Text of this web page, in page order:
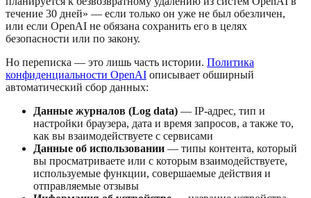
течение 30 дней» — если только он уже не был обезличен,
или если OpenAI не обязана сохранить его в целях
безопасности или по закону.
Но переписка — это лишь часть истории. Политика
конфиденциальности OpenAI описывает обширный
автоматический сбор данных:
Данные журналов (Log data) — IP-адрес, тип и
настройки браузера, дата и время запросов, а также то,
как вы взаимодействуете с сервисами
Данные об использовании — типы контента, который
вы просматриваете или с которым взаимодействуете,
используемые функции, совершаемые действия и
отправляемые отзывы